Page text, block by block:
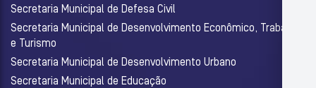
Secretaria Municipal de Defesa Civil
Secretaria Municipal de Desenvolvimento Econômico, Trabalho
e Turismo
Secretaria Municipal de Desenvolvimento Urbano
Secretaria Municipal de Educação